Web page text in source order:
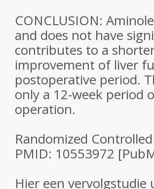
CONCLUSION:
and does not have
contributes to a
improvement of liver
postoperative period.
only a 12-week period
operation.
Randomized
PMID: 10553972
Hier een